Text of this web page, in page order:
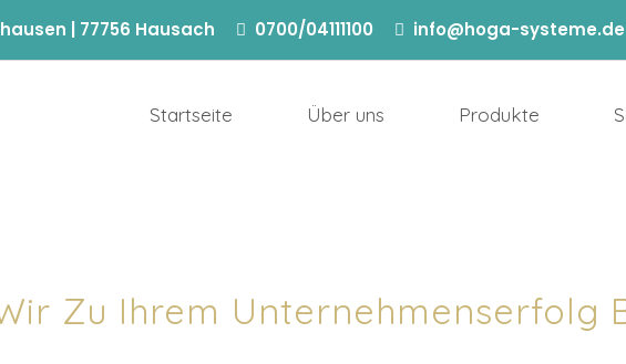
| 77756 Hausach 0700/04111100 info@hoga-systeme.de
Startseite Über uns Produkte
Zu Ihrem Unternehmenserfolg